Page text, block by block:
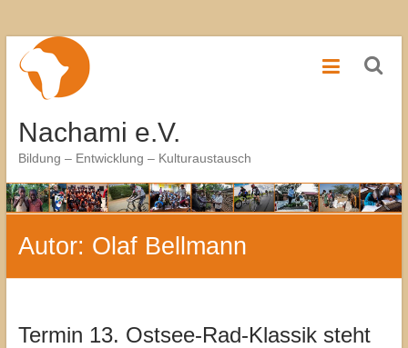
Inhalt
springen
Nachami e.V.
Bildung – Entwicklung – Kulturaustausch
Autor: Olaf Bellmann
Termin 13. Ostsee-Rad-Klassik steht